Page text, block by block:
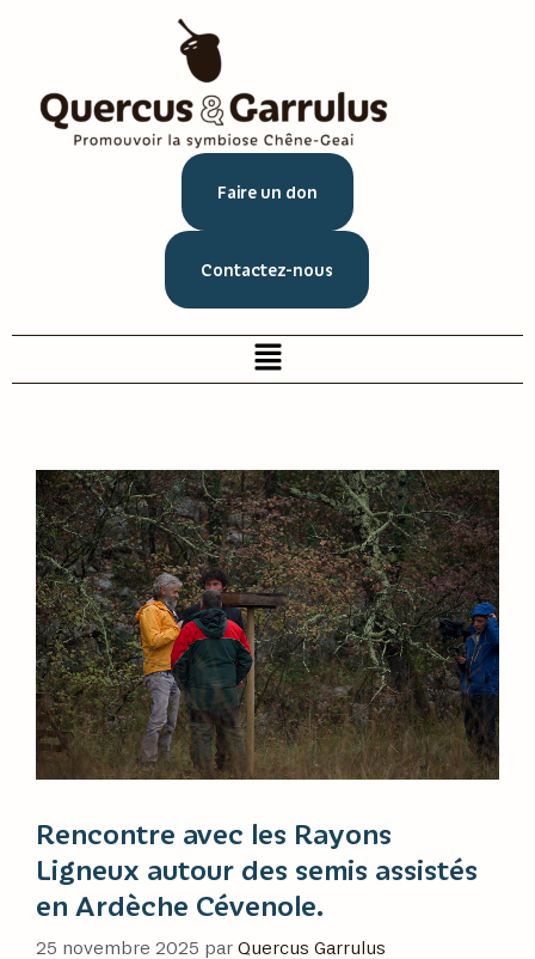
Faire un don
Contactez-nous
Rencontre avec les Rayons
Ligneux autour des semis assistés
en Ardèche Cévenole.
25 novembre 2025 par Quercus Garrulus